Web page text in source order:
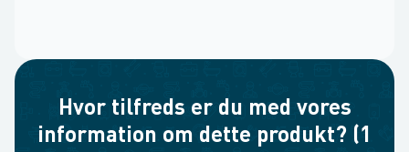
Hvor tilfreds er du med vores
information om dette produkt? (1